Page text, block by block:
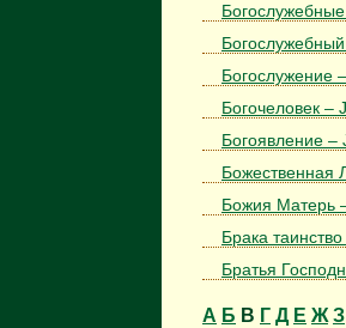
Богослужение
Богочеловек –
Богоявление –
Божественная
Божия Матерь
Брака
Братья
А Б В Г Д Е Ж З